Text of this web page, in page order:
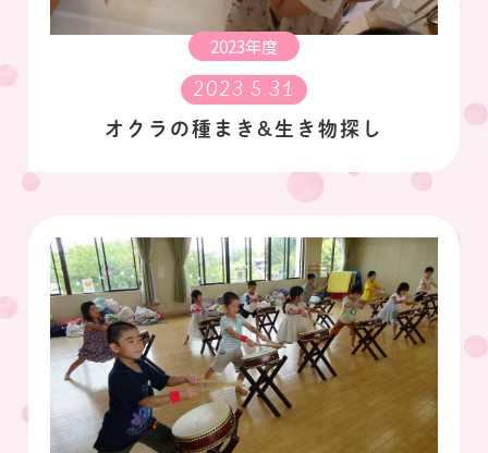
2023年度
2023.5.31
オクラの種まき&生き物探し